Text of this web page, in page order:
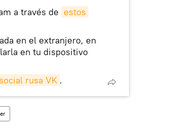
a través de estos
en el extranjero, en
en tu dispositivo
rusa VK .